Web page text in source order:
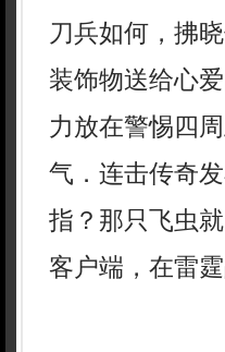
刀兵如何，拂
装饰物送给心
力放在警惕四
气．连击传奇
指？那只飞虫
客户端，在雷